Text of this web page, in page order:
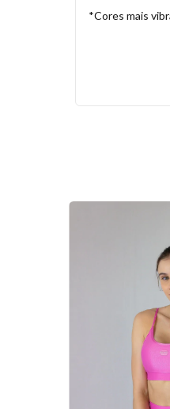
*Cores mais